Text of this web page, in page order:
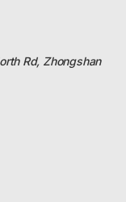
Rd, Zhongshan